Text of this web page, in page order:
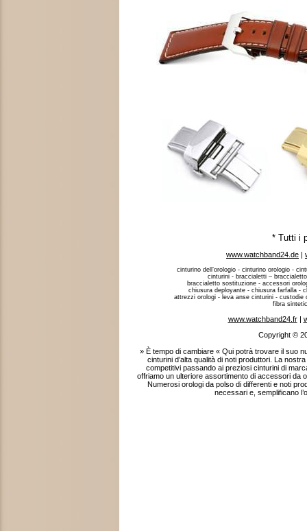
* Tutti i
www.watchband24.de |
cinturino dell’orologio - cinturino orologio -
cinturini - braccialetti –
braccialetto sostituzione - accessori
chiusura deployante - chiusura farfalla -
attrezzi orologi - leva anse cinturini -
fibra
www.watchband24.fr|
Copyright ©
» È tempo di cambiare « Qui potrà trovare il suo
cinturini d’alta qualità di noti produttori. La
competitivi passando ai preziosi cinturini di
offriamo un ulteriore assortimento di accessori da
Numerosi orologi da polso di differenti e noti
necessari e, semplificano